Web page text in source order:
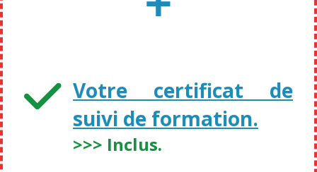
Votre certificat de
suivi de formation.
>>> Inclus.